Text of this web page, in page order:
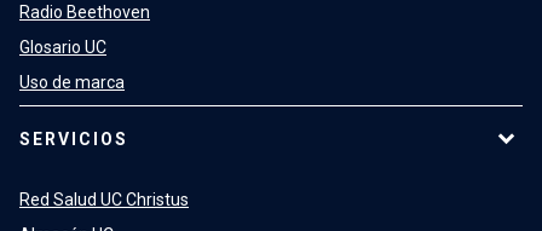
Radio Beethoven
Glosario UC
Uso de marca
SERVICIOS
Red Salud UC Christus